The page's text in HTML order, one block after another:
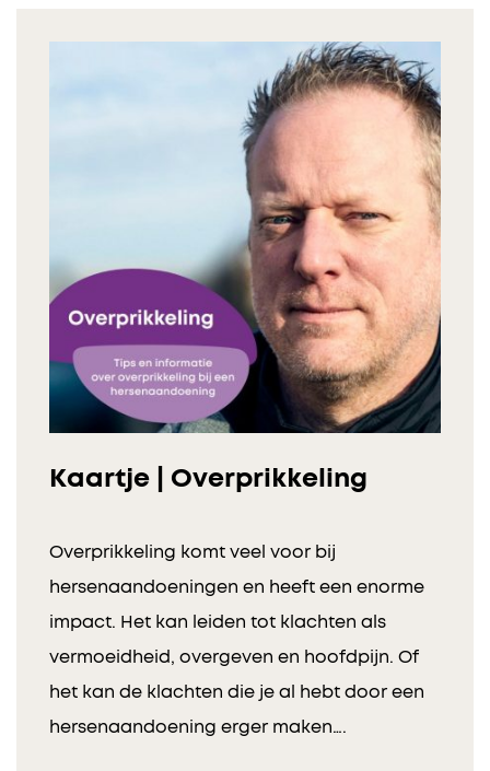
Kaartje | Overprikkeling
Overprikkeling komt veel voor bij
hersenaandoeningen en heeft een enorme
impact. Het kan leiden tot klachten als
vermoeidheid, overgeven en hoofdpijn. Of
het kan de klachten die je al hebt door een
hersenaandoening erger maken….